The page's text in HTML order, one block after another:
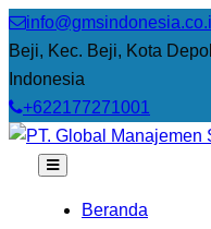
Beji, Kec. Beji, Kota
Indonesia
+622177271001
Beranda